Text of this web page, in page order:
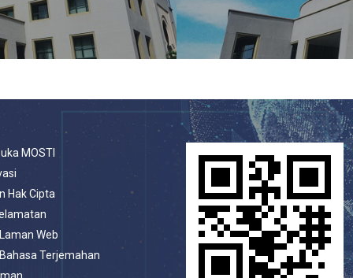
MOSTI
Hak Cipta
Web
Terjemahan